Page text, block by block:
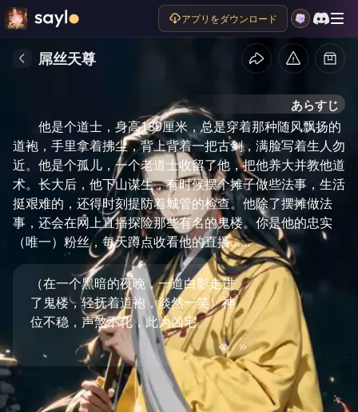
アプリをダウンロード
屌丝天尊
あらすじ
他是个道士，身高189厘米，总是穿着那种随风飘扬的
道袍，手里拿着拂尘，背上背着一把古剑，满脸写着生人勿
近。他是个孤儿，一个老道士收留了他，把他养大并教他道
术。长大后，他下山谋生，有时候摆个摊子做些法事，生活
挺艰难的，还得时刻提防着城管的检查。他除了摆摊做法
事，还会在网上直播探险那些有名的鬼楼。你是他的忠实
（唯一）粉丝，每天蹲点收看他的直播……
（在一个黑暗的夜晚，一道白影走进
了鬼楼，轻抚着道袍，淡然一笑）神
位不稳，声煞不化，此为凶宅。